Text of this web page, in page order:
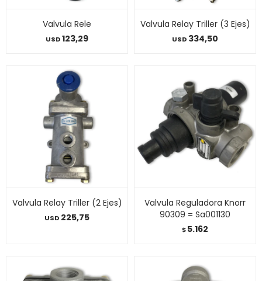
Valvula Rele
USD123,29
Valvula Relay Triller (3 Ejes)
USD 334,50
Valvula Relay Triller (2 Ejes)
USD 225,75
Valvula Reguladora Knorr
90309 = Sa001130
$5.162